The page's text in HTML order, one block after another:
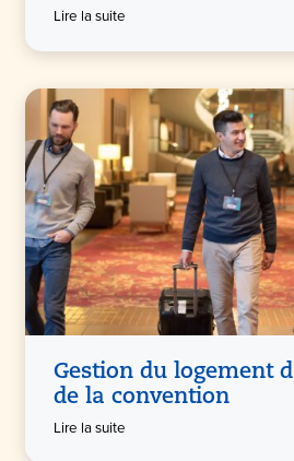
Lire la suite
Gestion du logement
de la convention
Lire la suite